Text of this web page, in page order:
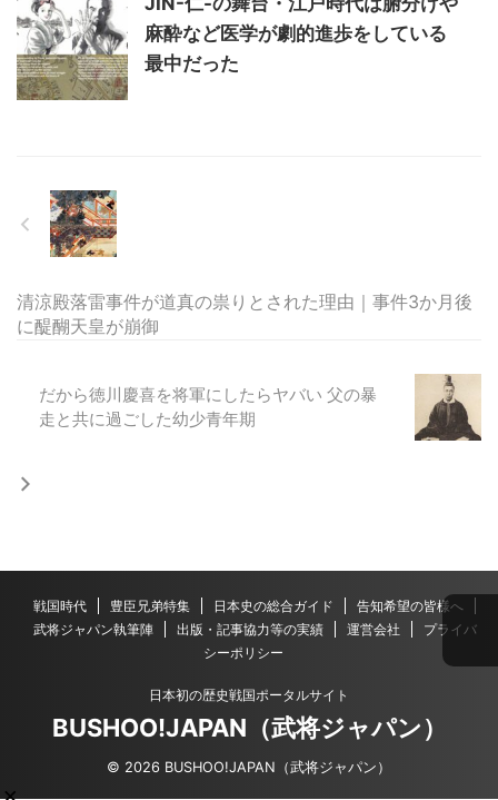
麻酔など医学が劇的進歩をしている
最中だった
清涼殿落雷事件が道真の祟りとされた理由｜事件3か月後
に醍醐天皇が崩御
だから徳川慶喜を将軍にしたらヤバい 父の暴
走と共に過ごした幼少青年期
戦国時代 豊臣兄弟特集 日本史の総合ガイド
告知希望の皆様へ
武将ジャパン執筆陣
出版・記事協力等の実績 運営会社
プライバ
シーポリシー
日本初の歴史戦国ポータルサイト
BUSHOO!JAPAN（武将ジャパン）
© 2026 BUSHOO!JAPAN（武将ジャパン）